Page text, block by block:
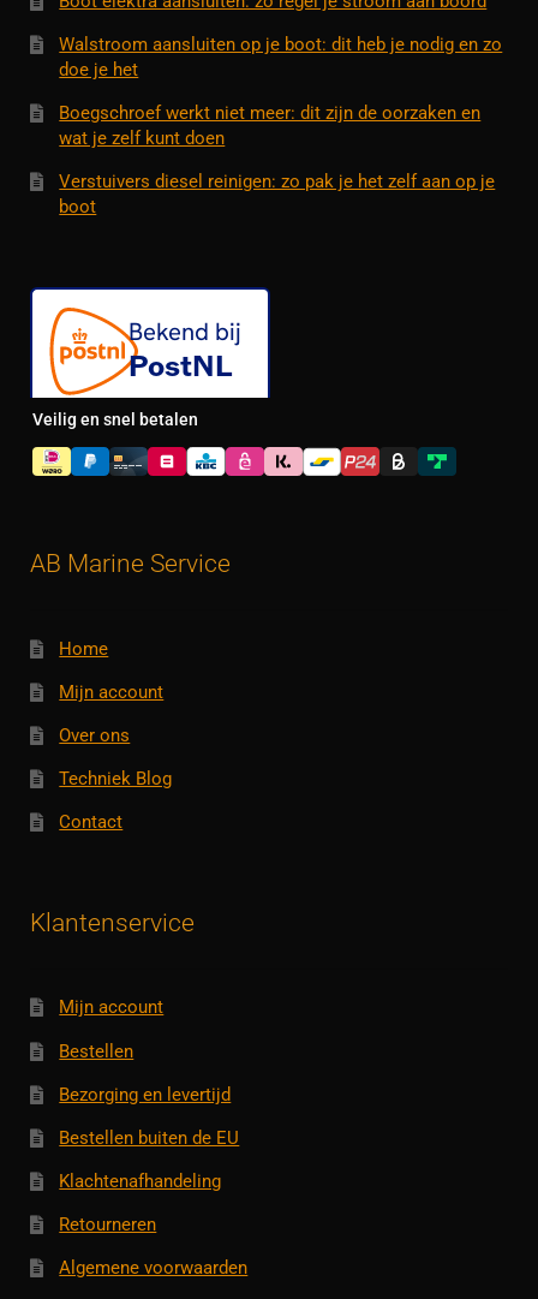
Walstroom aansluiten op je boot: dit heb je nodig en zo
doe je het
Boegschroef werkt niet meer: dit zijn de oorzaken en
wat je zelf kunt doen
Verstuivers diesel reinigen: zo pak je het zelf aan op je
boot
Veilig en snel betalen
AB Marine Service
Home
Mijn account
Over ons
Techniek Blog
Contact
Klantenservice
Mijn account
Bestellen
Bezorging en levertijd
Bestellen buiten de EU
Klachtenafhandeling
Retourneren
Algemene voorwaarden